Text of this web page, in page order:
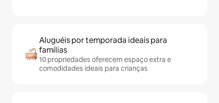
Aluguéis por temporada ideais para
famílias
10 propriedades oferecem espaço extra e
comodidades ideais para crianças